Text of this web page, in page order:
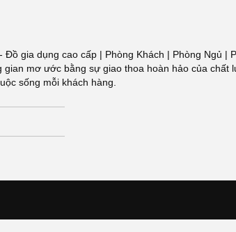
gia dụng cao cấp | Phòng Khách | Phòng Ngủ |
gian mơ ước bằng sự giao thoa hoàn hảo của chất
sống mỗi khách hàng.